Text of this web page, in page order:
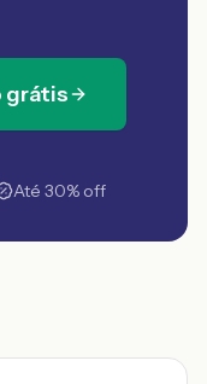
grátis
Até 30% off